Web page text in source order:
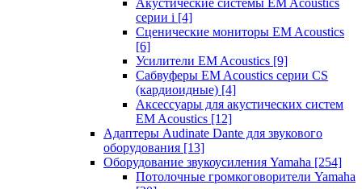
Акустические системы EM Acoustics
серии i [4]
Сценические мониторы EM Acoustics
[6]
Усилители EM Acoustics [9]
Сабвуферы EM Acoustics серии CS
(кардиоидные) [4]
Аксессуары для акустических систем
EM Acoustics [12]
Адаптеры Audinate Dante для звукового
оборудования [13]
Оборудование звукоусиления Yamaha [254]
Потолочные громкоговорители Yamaha